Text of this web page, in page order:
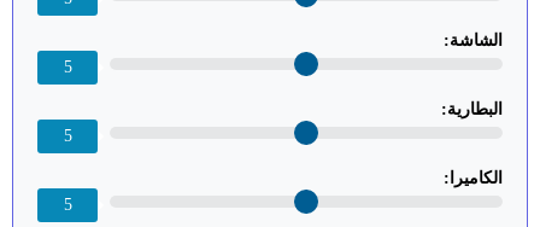
الشاشة:
5
البطارية:
5
الكاميرا:
5